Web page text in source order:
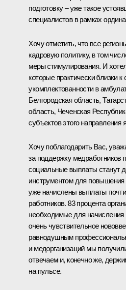
подготовку – уже такое
специалистов в рамках
Хочу отметить, что все
кадровую политику, в том
меры стимулирования. И
которые практически близки к
укомплектованности в
Белгородская область,
область, Чеченская
субъектов этого
Хочу поблагодарить Вас,
за поддержку медработников
социальные выплаты станут
инструментом для повышения
уже начислены выплаты
работников. 83 процента
необходимые для
очень чувствительное
равнодушным
и медорганизаций мы
отвечаем и, конечно же,
на пульсе.